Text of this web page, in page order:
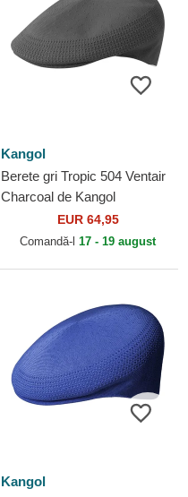
Kangol
Berete gri Tropic 504 Ventair
Charcoal de Kangol
EUR 64,95
Comandă-l 17 - 19 august
Kangol